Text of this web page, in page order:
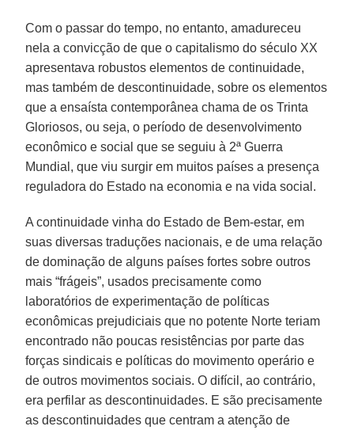
Com o passar do tempo, no entanto, amadureceu
nela a convicção de que o capitalismo do século XX
apresentava robustos elementos de continuidade,
mas também de descontinuidade, sobre os elementos
que a ensaísta contemporânea chama de os Trinta
Gloriosos, ou seja, o período de desenvolvimento
econômico e social que se seguiu à 2ª Guerra
Mundial, que viu surgir em muitos países a presença
reguladora do Estado na economia e na vida social.
A continuidade vinha do Estado de Bem-estar, em
suas diversas traduções nacionais, e de uma relação
de dominação de alguns países fortes sobre outros
mais “frágeis”, usados precisamente como
laboratórios de experimentação de políticas
econômicas prejudiciais que no potente Norte teriam
encontrado não poucas resistências por parte das
forças sindicais e políticas do movimento operário e
de outros movimentos sociais. O difícil, ao contrário,
era perfilar as descontinuidades. E são precisamente
as descontinuidades que centram a atenção de